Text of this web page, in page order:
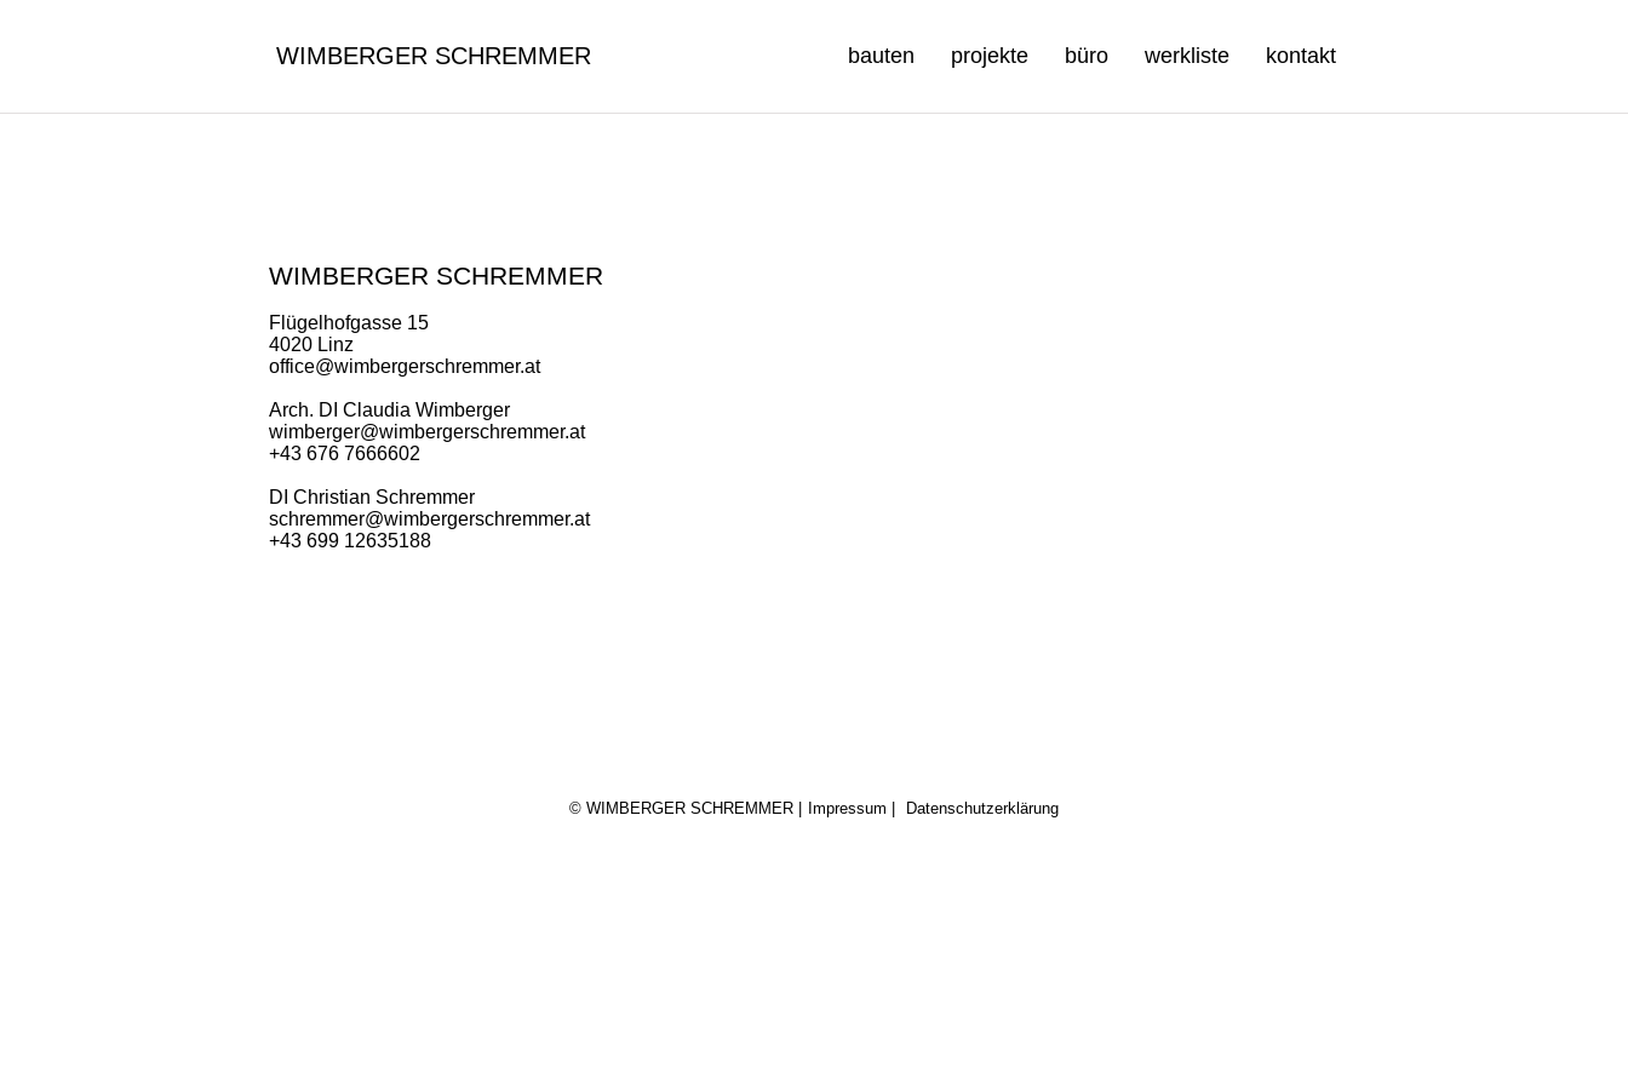
WIMBERGER SCHREMMER bauten projekte büro werkliste kontakt
WIMBERGER SCHREMMER
Flügelhofgasse 15
4020 Linz
office@wimbergerschremmer.at
Arch. DI Claudia Wimberger
wimberger@wimbergerschremmer.at
+43 676 7666602
DI Christian Schremmer
schremmer@wimbergerschremmer.at
+43 699 12635188
© WIMBERGER SCHREMMER Impressum Datenschutzerklärung